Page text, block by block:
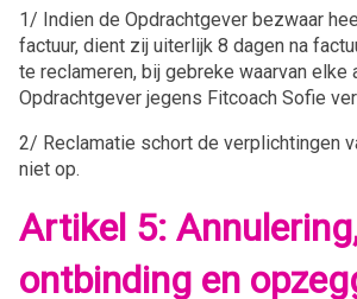
1/ Indien de Opdrachtgever bezwaar
factuur, dient zij uiterlijk 8 dagen na
te reclameren, bij gebreke waarvan elke
Opdrachtgever jegens Fitcoach Sofie
2/ Reclamatie schort de verplichtingen
niet op.
Artikel 5:
ontbinding en